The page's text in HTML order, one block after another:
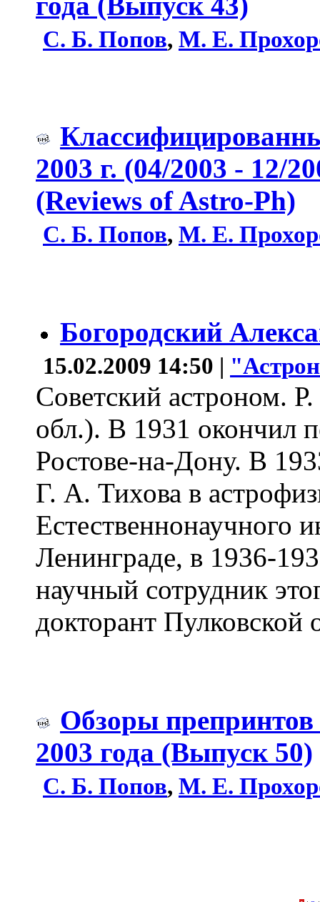
С. Б. Попов, М. Е.
2003 г. (04/2003 - 12/
(Reviews of Astro-Ph)
С. Б. Попов, М. Е.
Богородский
15.02.2009 14:50 |
Советский астроном.
обл.). В 1931 окончил
Ростове-на-Дону. В
Г. А. Тихова в
Естественнонаучного
Ленинграде, в 1936-
научный сотрудник
докторант Пулковской
Обзоры
2003 года (Выпуск 50)
С. Б. Попов, М. Е.